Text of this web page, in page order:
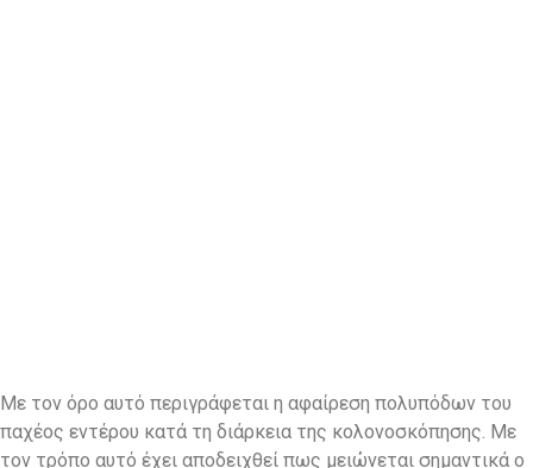
Με τον όρο αυτό περιγράφεται η αφαίρεση πολυπόδων του
παχέος εντέρου κατά τη διάρκεια της κολονοσκόπησης. Με
τον τρόπο αυτό έχει αποδειχθεί πως μειώνεται σημαντικά ο